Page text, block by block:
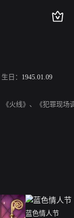
生日： 1945.01.09
火线》、《犯罪现场
蓝色情人节